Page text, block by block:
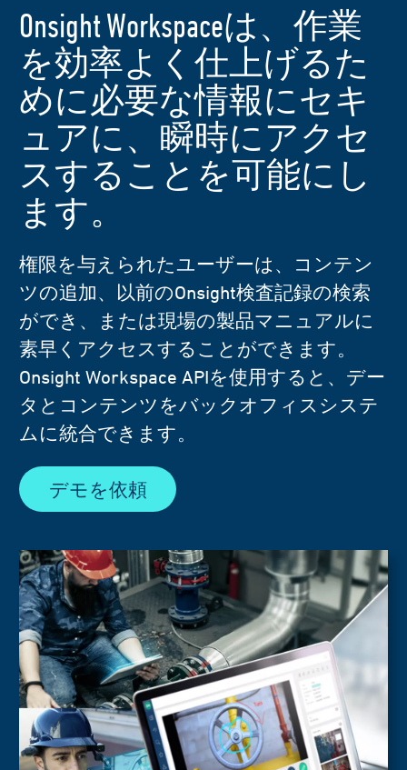
Onsight Workspaceは、作業
を効率よく仕上げるた
めに必要な情報にセキ
ュアに、瞬時にアクセ
スすることを可能にし
ます。
権限を与えられたユーザーは、コンテン
ツの追加、以前のOnsight検査記録の検索
ができ、または現場の製品マニュアルに
素早くアクセスすることができます。
Onsight Workspace APIを使用すると、デー
タとコンテンツをバックオフィスシステ
ムに統合できます。
デモを依頼